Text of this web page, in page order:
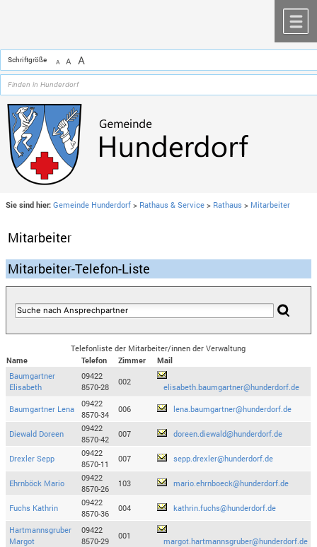
Schriftgröße A A A
Sie sind hier: Gemeinde Hunderdorf > Rathaus & Service > Rathaus > Mitarbeiter
Mitarbeiter
Mitarbeiter-Telefon-Liste
Telefonliste der Mitarbeiter/innen der Verwaltung
Name
Telefon Zimmer
Mail
Baumgartner
Elisabeth
09422
8570-28
002
elisabeth.baumgartner@hunderdorf.de
Baumgartner Lena
09422
8570-34
006 lena.baumgartner@hunderdorf.de
Diewald Doreen
09422
8570-42
007 doreen.diewald@hunderdorf.de
Drexler Sepp
09422
8570-11
007 sepp.drexler@hunderdorf.de
Ehrnböck Mario
09422
8570-26
103 mario.ehrnboeck@hunderdorf.de
Fuchs Kathrin
09422
8570-36
004 kathrin.fuchs@hunderdorf.de
Hartmannsgruber
Margot
09422
8570-29
001
margot.hartmannsgruber@hunderdorf.de